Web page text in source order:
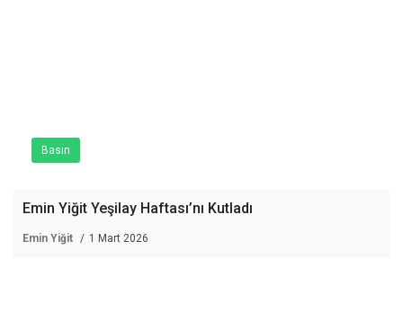
Basın
Emin Yiğit Yeşilay Haftası’nı Kutladı
Emin Yiğit 1 Mart 2026